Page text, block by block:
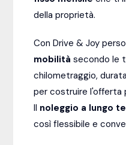
della proprietà.
Con Drive & Joy
mobilità secondo le
chilometraggio,
per costruire
Il noleggio a lungo
così flessibile e